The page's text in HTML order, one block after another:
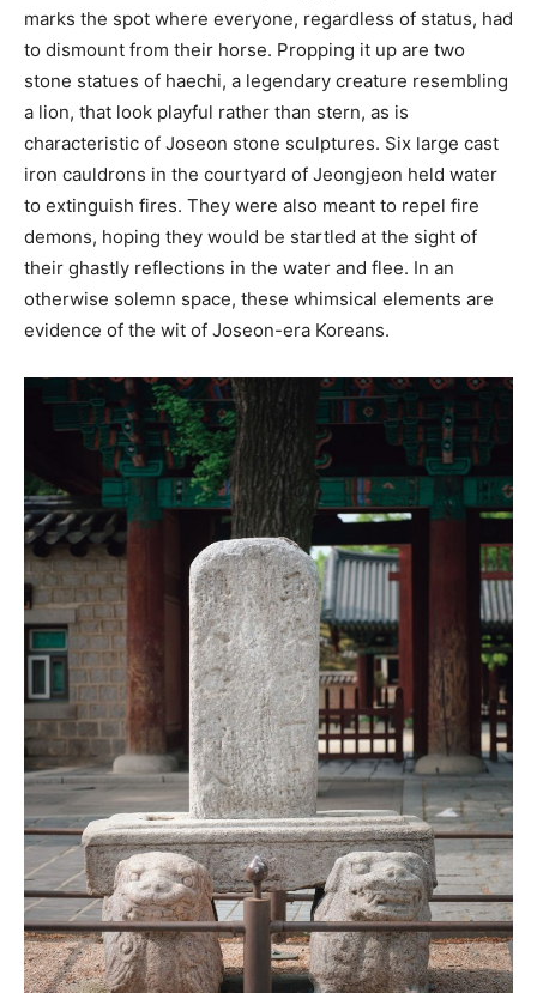
marks the spot where everyone, regardless of status, had
to dismount from their horse. Propping it up are two
stone statues of haechi, a legendary creature resembling
a lion, that look playful rather than stern, as is
characteristic of Joseon stone sculptures. Six large cast
iron cauldrons in the courtyard of Jeongjeon held water
to extinguish fires. They were also meant to repel fire
demons, hoping they would be startled at the sight of
their ghastly reflections in the water and flee. In an
otherwise solemn space, these whimsical elements are
evidence of the wit of Joseon-era Koreans.